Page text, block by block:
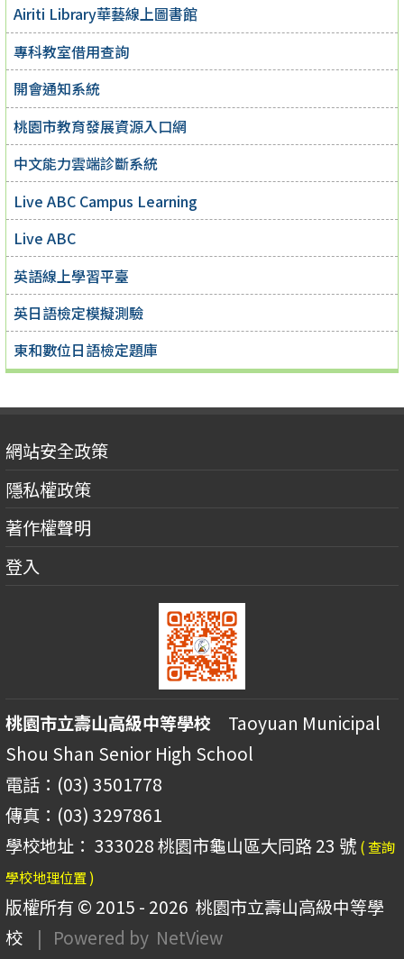
Airiti Library華藝線上圖書館
專科教室借用查詢
開會通知系統
桃園市教育發展資源入口網
中文能力雲端診斷系統
Live ABC Campus Learning
Live ABC
英語線上學習平臺
英日語檢定模擬測驗
東和數位日語檢定題庫
網站安全政策
隱私權政策
著作權聲明
登入
桃園市立壽山高級中等學校 Taoyuan Municipal
Shou Shan Senior High School
電話：(03) 3501778
傳真：(03) 3297861
學校地址： 333028 桃園市龜山區大同路 23 號 ( 查詢
學校地理位置 )
版權所有 © 2015 - 2026 桃園市立壽山高級中等學
校
| Powered by NetView